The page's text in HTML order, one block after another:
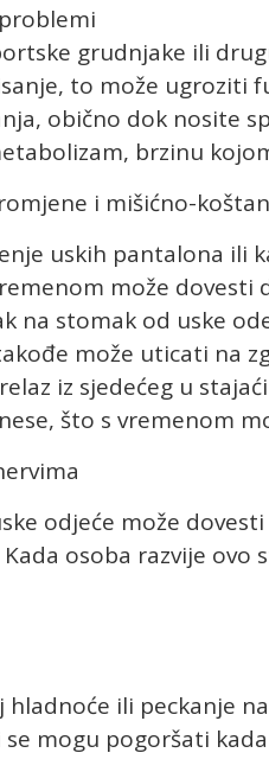
grudnjake ili
to može ugroziti
obično dok nosite
brzinu
i mišićno-
uskih pantalona ili
može
na stomak od uske
može uticati na
iz sjedećeg u
što s vremenom
odjeće može
osoba razvije
hladnoće ili peckanje
mogu pogoršati